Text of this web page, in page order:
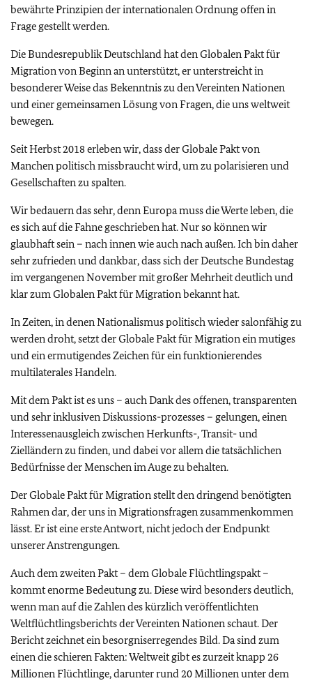
bewährte Prinzipien der internationalen Ordnung offen in
Frage gestellt werden.
Die Bundesrepublik Deutschland hat den Globalen Pakt für
Migration von Beginn an unterstützt, er unterstreicht in
besonderer Weise das Bekenntnis zu den Vereinten Nationen
und einer gemeinsamen Lösung von Fragen, die uns weltweit
bewegen.
Seit Herbst 2018 erleben wir, dass der Globale Pakt von
Manchen politisch missbraucht wird, um zu polarisieren und
Gesellschaften zu spalten.
Wir bedauern das sehr, denn Europa muss die Werte leben, die
es sich auf die Fahne geschrieben hat. Nur so können wir
glaubhaft sein – nach innen wie auch nach außen. Ich bin daher
sehr zufrieden und dankbar, dass sich der Deutsche Bundestag
im vergangenen November mit großer Mehrheit deutlich und
klar zum Globalen Pakt für Migration bekannt hat.
In Zeiten, in denen Nationalismus politisch wieder salonfähig zu
werden droht, setzt der Globale Pakt für Migration ein mutiges
und ein ermutigendes Zeichen für ein funktionierendes
multilaterales Handeln.
Mit dem Pakt ist es uns – auch Dank des offenen, transparenten
und sehr inklusiven Diskussions-prozesses – gelungen, einen
Interessenausgleich zwischen Herkunfts-, Transit- und
Zielländern zu finden, und dabei vor allem die tatsächlichen
Bedürfnisse der Menschen im Auge zu behalten.
Der Globale Pakt für Migration stellt den dringend benötigten
Rahmen dar, der uns in Migrationsfragen zusammenkommen
lässt. Er ist eine erste Antwort, nicht jedoch der Endpunkt
unserer Anstrengungen.
Auch dem zweiten Pakt – dem Globale Flüchtlingspakt –
kommt enorme Bedeutung zu. Diese wird besonders deutlich,
wenn man auf die Zahlen des kürzlich veröffentlichten
Weltflüchtlingsberichts der Vereinten Nationen schaut. Der
Bericht zeichnet ein besorgniserregendes Bild. Da sind zum
einen die schieren Fakten: Weltweit gibt es zurzeit knapp 26
Millionen Flüchtlinge, darunter rund 20 Millionen unter dem